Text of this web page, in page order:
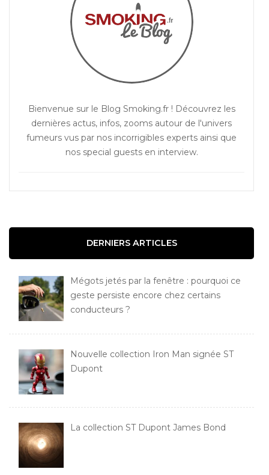
Bienvenue sur le Blog Smoking.fr ! Découvrez les
dernières actus, infos, zooms autour de l'univers
fumeurs vus par nos incorrigibles experts ainsi que
nos special guests en interview.
DERNIERS ARTICLES
Mégots jetés par la fenêtre : pourquoi ce
geste persiste encore chez certains
conducteurs ?
Nouvelle collection Iron Man signée ST
Dupont
La collection ST Dupont James Bond